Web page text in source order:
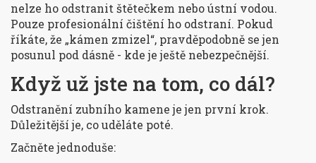
nelze ho odstranit štětečkem nebo ústní vodou.
Pouze profesionální čištění ho odstraní. Pokud
říkáte, že „kámen zmizel“, pravděpodobně se jen
posunul pod dásně - kde je ještě nebezpečnější.
Když už jste na tom, co dál?
Odstranění zubního kamene je jen první krok.
Důležitější je, co uděláte poté.
Začněte jednoduše: